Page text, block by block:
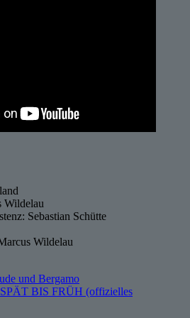
Wildelau
Sebastian Schütte
Wildelau
und Bergamo
BIS FRÜH (offizielles